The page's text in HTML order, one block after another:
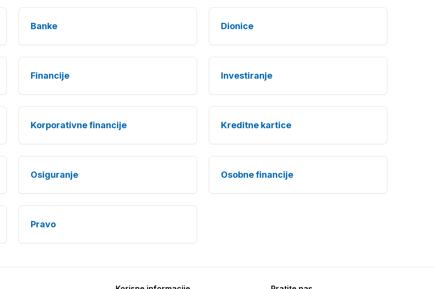
Banke Dionice
Financije Investiranje
Korporativne financije Kreditne kartice
Osiguranje Osobne financije
Pravo